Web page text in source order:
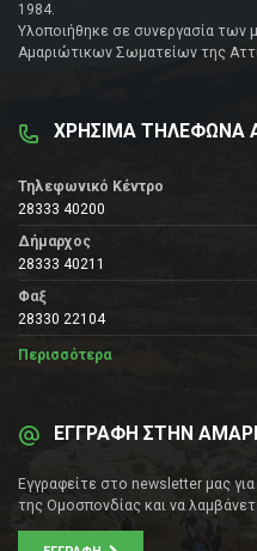
1984.
Υλοποιήθηκε σε συνεργασία
Αμαριώτικων Σωματείων της
ΧΡΗΣΙΜΑ ΤΗΛΕΦΩΝΑ
Τηλεφωνικό Κέντρο
28333 40200
Δήμαρχος
28333 40211
Φαξ
28330 22104
Περισσότερα
ΕΓΓΡΑΦΗ ΣΤΗΝ
Εγγραφείτε στο newsletter μας
της Ομοσπονδίας και να